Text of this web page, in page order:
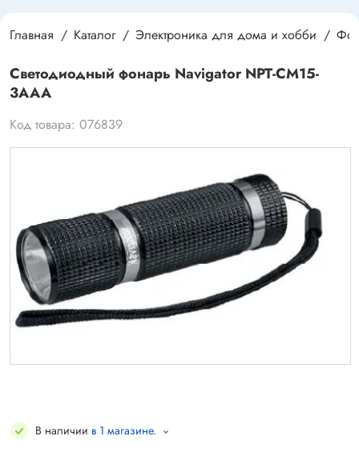
Главная Каталог Электроника для дома и хобби
Светодиодный фонарь Navigator NPT-CM15-
3AAA
Код товара: 076839
В наличии в 1 магазине.